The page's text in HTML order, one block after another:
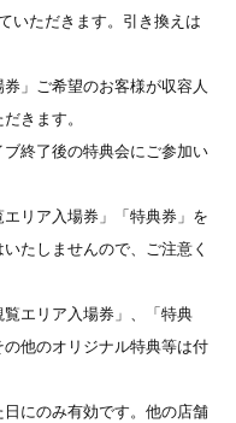
いただきます。引き換えは
」ご希望のお客様が収容人
きます。
終了後の特典会にご参加い
リア入場券」「特典券」を
たしませんので、ご注意く
覧エリア入場券」、「特典
他のオリジナル特典等は付
にのみ有効です。他の店舗